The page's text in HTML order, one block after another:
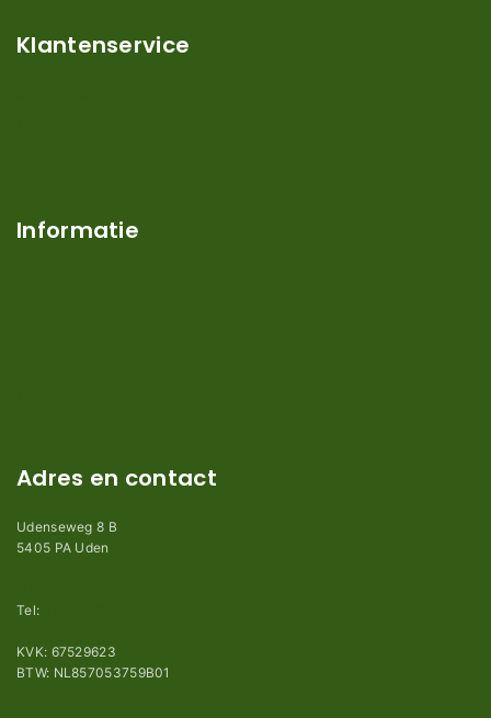
Klantenservice
Informatie
Adres en contact
Udenseweg 8 B
5405 PA Uden
Tel:
KVK: 67529623
BTW: NL857053759B01